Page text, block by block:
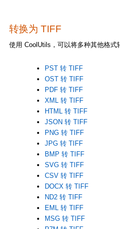
转换为 TIFF
使用 CoolUtils，可以将多种其他格式
PST 转 TIFF
OST 转 TIFF
PDF 转 TIFF
XML 转 TIFF
HTML 转 TIFF
JSON 转 TIFF
PNG 转 TIFF
JPG 转 TIFF
BMP 转 TIFF
SVG 转 TIFF
CSV 转 TIFF
DOCX 转 TIFF
ND2 转 TIFF
EML 转 TIFF
MSG 转 TIFF